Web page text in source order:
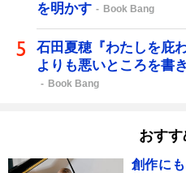
を明かす
Book Bang
石田夏穂『わたしを庇
よりも悪いところを書
Book Bang
おすす
創作に